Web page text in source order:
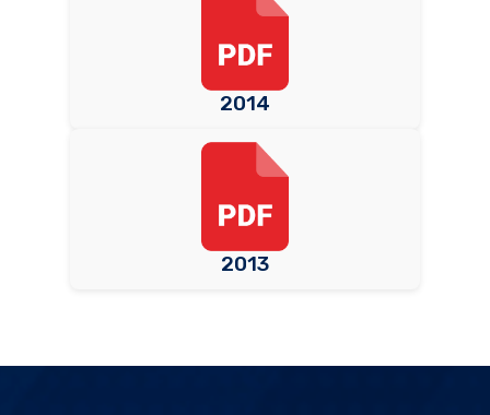
2014
2013